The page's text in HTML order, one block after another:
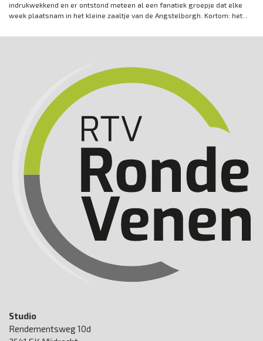
indrukwekkend en er ontstond meteen al een fanatiek groepje dat elke
week plaatsnam in het kleine zaaltje van de Angstelborgh. Kortom: het...
Studio
Rendementsweg 10d